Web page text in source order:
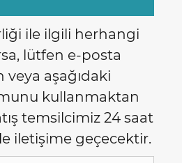
ile ilgili herhangi
lütfen e-posta
aşağıdaki
kullanmaktan
temsilcimiz 24 saat
iletişime geçecektir.